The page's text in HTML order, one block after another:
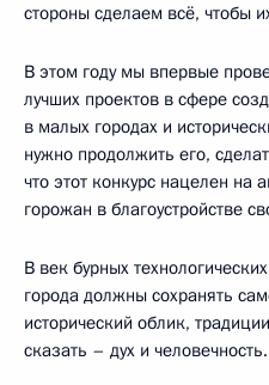
стороны сделаем всё, чтобы
В этом году мы впервые
лучших проектов в сфере
в малых городах и
нужно продолжить его,
что этот конкурс нацелен на
горожан в благоустройстве
В век бурных
города должны сохранять
исторический облик,
сказать – дух и человечность.